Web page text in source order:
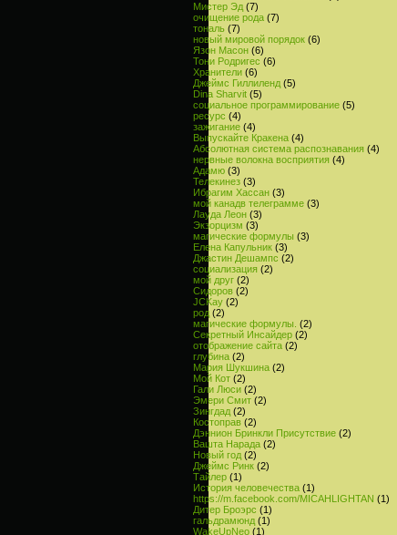
Мистер Эд (7)
очищение рода (7)
тональ (7)
новый мировой порядок (6)
Язон Масон (6)
Тони Родригес (6)
Хранители (6)
Джеймс Гиллиленд (5)
Dina Sharvit (5)
социальное программирование (5)
ресурс (4)
зажигание (4)
Выпускайте Кракена (4)
Абсолютная система распознавания (4)
нервные волокна восприятия (4)
Адамю (3)
Телекинез (3)
Ибрагим Хассан (3)
мой канадв телеграмме (3)
Лауда Леон (3)
Экзорцизм (3)
магические формулы (3)
Елена Капульник (3)
Джастин Дешампс (2)
социализация (2)
мой друг (2)
Сидоров (2)
JCKay (2)
род (2)
магические формулы. (2)
Секретный Инсайдер (2)
отображение сайта (2)
глубина (2)
Мария Шукшина (2)
Мой Кот (2)
Гали Люси (2)
Эмери Смит (2)
Зингдад (2)
Костоправ (2)
Дэннион Бринкли Присутствие (2)
Вашта Нарада (2)
Новый год (2)
Джеймс Ринк (2)
Тайлер (1)
История человечества (1)
https://m.facebook.com/MICAHLIGHTAN (1)
Дитер Броэрс (1)
гальдрамюнд (1)
WakeUpNeo (1)